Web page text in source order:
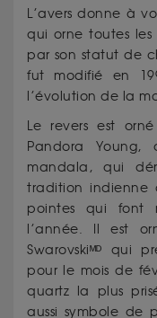
L’avers donne à
qui orne toutes
par son statut de
fut modifié en
l’évolution de la
Le revers est
Pandora Young,
mandala, qui
tradition indienne
pointes qui font
l’année. Il est
Swarovskiᴹᴰ qui
pour le mois de
quartz la plus
aussi symbole de